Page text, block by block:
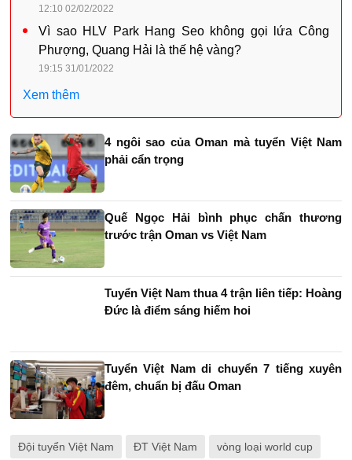
12:10 02/02/2022
Vì sao HLV Park Hang Seo không gọi lứa Công
Phượng, Quang Hải là thế hệ vàng?
19:15 31/01/2022
Xem thêm
4 ngôi sao của Oman mà tuyển Việt Nam
phải cẩn trọng
Quế Ngọc Hải bình phục chấn thương
trước trận Oman vs Việt Nam
Tuyển Việt Nam thua 4 trận liên tiếp: Hoàng
Đức là điểm sáng hiếm hoi
Tuyển Việt Nam di chuyển 7 tiếng xuyên
đêm, chuẩn bị đấu Oman
Đội tuyển Việt Nam ĐT Việt Nam vòng loại world cup